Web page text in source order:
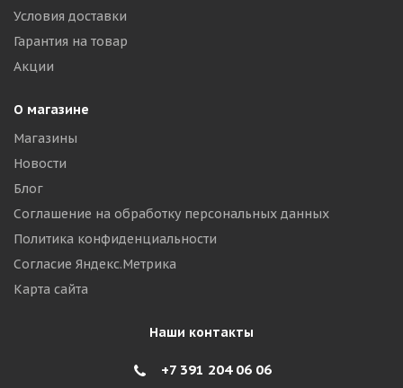
Условия доставки
Гарантия на товар
Акции
О магазине
Магазины
Новости
Блог
Соглашение на обработку персональных данных
Политика конфиденциальности
Согласие Яндекс.Метрика
Карта сайта
Наши контакты
+7 391 204 06 06